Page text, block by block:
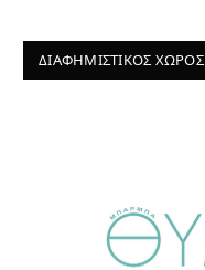
ΔΙΑΦΗΜΙΣΤΙΚΌΣ ΧΏΡΟΣ